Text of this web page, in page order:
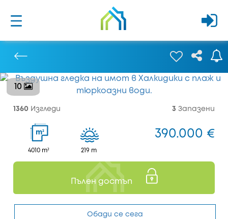
10
1360 Изгледи 3 Запазени
m2
4010 m² 219 m
390.000 €
Пълен достъп
Обади се сега